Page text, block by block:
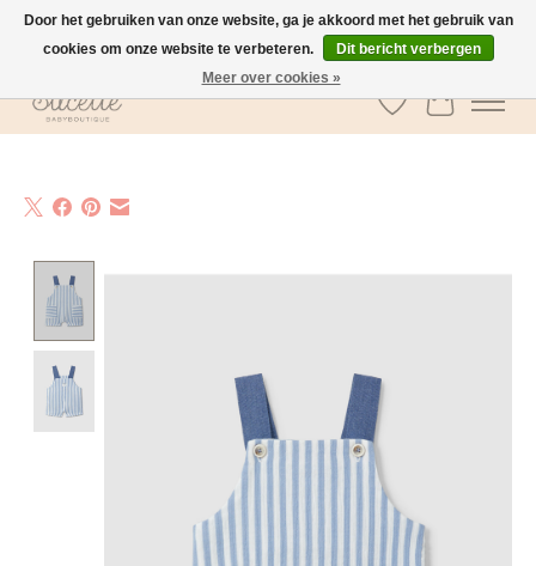
GRATIS verzending vanaf €100 in België
Verlanglijst
Product image slideshow Items
Door het gebruiken van onze website, ga je akkoord met het gebruik van
cookies om onze website te verbeteren.
Dit bericht verbergen
Meer over cookies »